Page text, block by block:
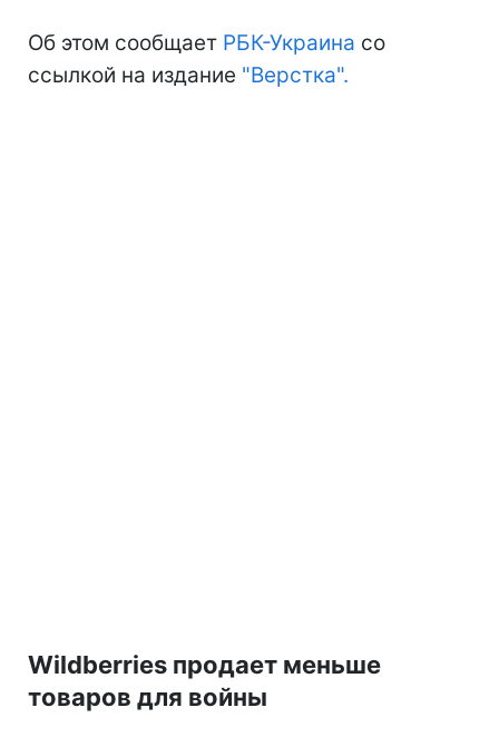
Об этом сообщает РБК-Украина со
ссылкой на издание "Верстка".
Wildberries продает меньше
товаров для войны